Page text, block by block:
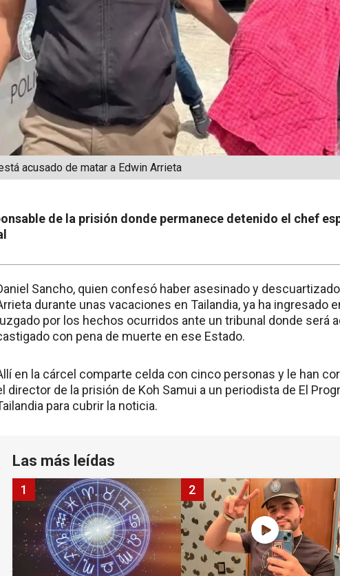
acusado de matar a Edwin Arrieta
de la prisión donde permanece detenido el chef
Sancho, quien confesó haber asesinado y
durante unas vacaciones en Tailandia, ya ha ingresado
por los hechos ocurridos ante un tribunal donde será
con pena de muerte en ese Estado.
en la cárcel comparte celda con cinco personas y le han
director de la prisión de Koh Samui a un periodista de El
para cubrir la noticia.
Las más leídas
1 2